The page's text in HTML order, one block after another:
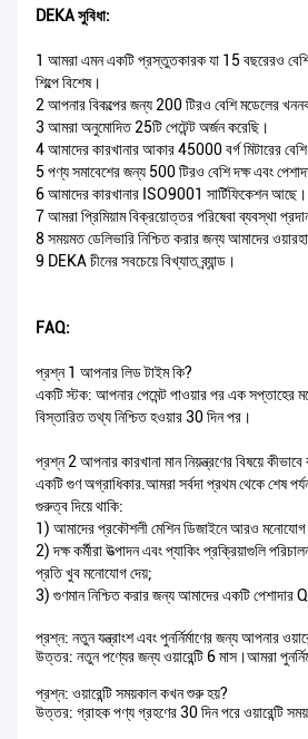
DEKA সুবিধা:
1 আমরা এমন একটি প্রস্তুতকারক যা 15 বছরেরও
শিল্পে বিশেষ।
2 আপনার বিকল্পের জন্য 200 টিরও বেশি মডেলের
3 আমরা অনুমোদিত 25টি পেটেন্ট অর্জন করেছি।
4 আমাদের কারখানার আকার 45000 বর্গ মিটারের
5 পণ্য সমাবেশের জন্য 500 টিরও বেশি দক্ষ এবং
6 আমাদের কারখানার ISO9001 সার্টিফিকেশন আছে।
7 আমরা প্রিমিয়াম বিক্রয়োত্তর পরিষেবা ব্যবস্থা
8 সময়মত ডেলিভারি নিশ্চিত করার জন্য আমাদের
9 DEKA চীনের সবচেয়ে বিখ্যাত ব্র্যান্ড।
FAQ:
প্রশ্ন 1 আপনার লিড টাইম কি?
একটি স্টক: আপনার পেমেন্ট পাওয়ার পর এক সপ্তাহের
বিস্তারিত তথ্য নিশ্চিত হওয়ার 30 দিন পর।
প্রশ্ন 2 আপনার কারখানা মান নিয়ন্ত্রণের বিষয়ে
একটি গুণ অগ্রাধিকার.আমরা সর্বদা প্রথম থেকে শেষ
গুরুত্ব দিয়ে থাকি:
1) আমাদের প্রকৌশলী মেশিন ডিজাইনে আরও মনোযোগ
2) দক্ষ কর্মীরা উত্পাদন এবং প্যাকিং প্রক্রিয়াগুলি
প্রতি খুব মনোযোগ দেয়;
3) গুণমান নিশ্চিত করার জন্য আমাদের একটি পেশাদার
প্রশ্ন: নতুন যন্ত্রাংশ এবং পুনর্নির্মাণের জন্য আপনার
উত্তর: নতুন পণ্যের জন্য ওয়ারেন্টি 6 মাস।আমরা
প্রশ্ন: ওয়ারেন্টি সময়কাল কখন শুরু হয়?
উত্তর: গ্রাহক পণ্য গ্রহণের 30 দিন পরে ওয়ারেন্টি